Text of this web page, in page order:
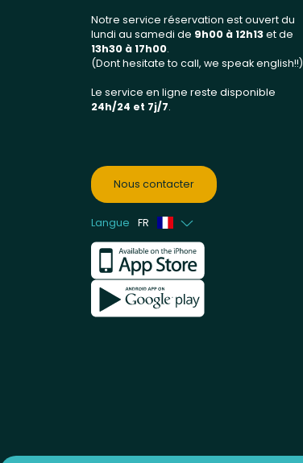
Notre service réservation est ouvert du
lundi au samedi de 9h00 à 12h13et de
13h30 à 17h00.
(Dont hesitate to call, we speak english!!)
Le service en ligne reste disponible
24h/24 et 7j/7.
Nous contacter
Langue FR
Anglais
Néerlandais